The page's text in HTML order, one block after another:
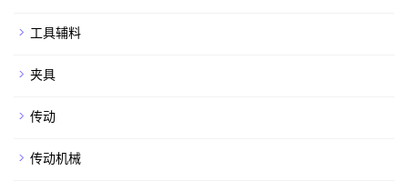
工具辅料
夹具
传动
传动机械